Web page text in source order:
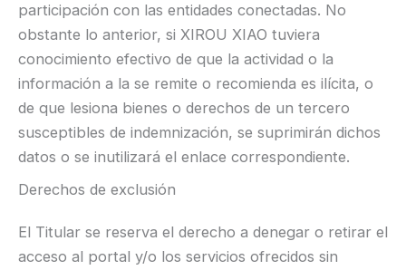
participación con las entidades conectadas. No
obstante lo anterior, si XIROU XIAO tuviera
conocimiento efectivo de que la actividad o la
información a la se remite o recomienda es ilícita, o
de que lesiona bienes o derechos de un tercero
susceptibles de indemnización, se suprimirán dichos
datos o se inutilizará el enlace correspondiente.
Derechos de exclusión
El Titular se reserva el derecho a denegar o retirar el
acceso al portal y/o los servicios ofrecidos sin